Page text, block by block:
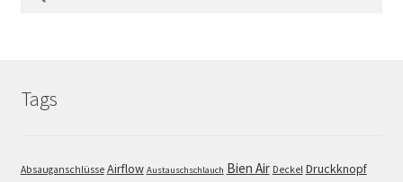
nach:
Tags
Absauganschlüsse Airflow Austauschschlauch Bien Air Deckel Druckknopf